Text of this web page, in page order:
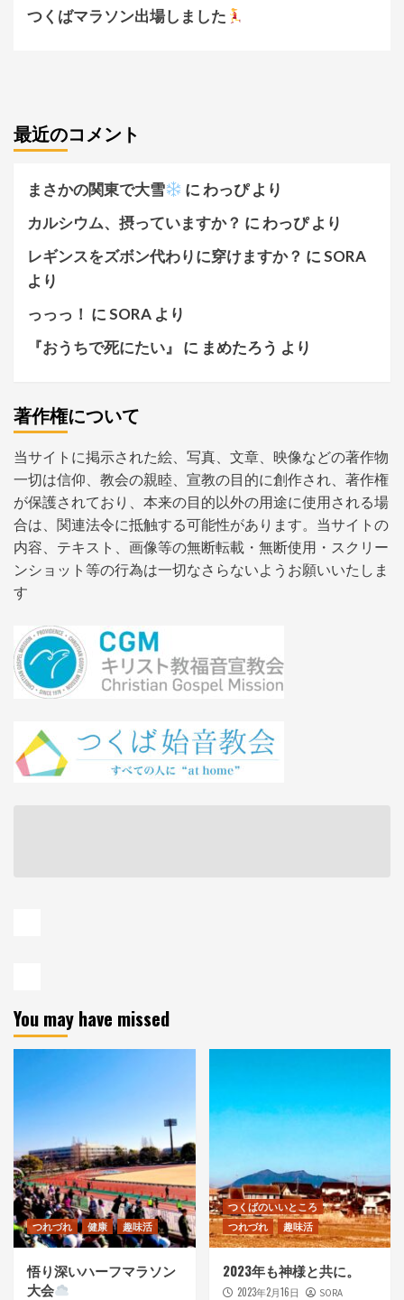
つくばマラソン出場しました
最近のコメント
まさかの関東で大雪 に わっぴより
カルシウム、摂っていますか？ に わっぴより
レギンスをズボン代わりに穿けますか？ にSORA
より
っっっ！ にSORA より
『おうちで死にたい』
に まめたろう より
著作権について
当サイトに掲示された絵、写真、文章、映像などの著作物
一切は信仰、教会の親睦、宣教の目的に創作され、著作権
が保護されており、本来の目的以外の用途に使用される場
合は、関連法令に抵触する可能性があります。当サイトの
内容、テキスト、画像等の無断転載・無断使用・スクリー
ンショット等の行為は一切なさらないようお願いいたしま
す
You may have missed
つれづれ 健康 趣味活
悟り深いハーフマラソン
大会
つくばのいいところ
つれづれ
趣味活
2023年も神様と共に。
2023年2月16日 SORA